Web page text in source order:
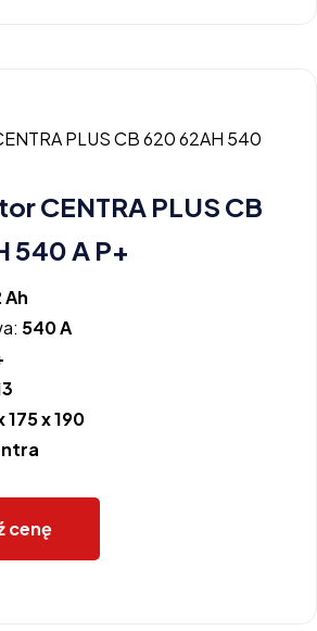
CENTRA PLUS CB
540 A P+
Ah
540 A
175 x 190
cenę